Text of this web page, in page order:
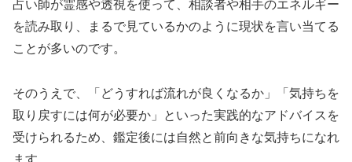
占い師が霊感や透視を使って、相談者や相手のエネルギー
を読み取り、まるで見ているかのように現状を言い当てる
ことが多いのです。
そのうえで、「どうすれば流れが良くなるか」「気持ちを
取り戻すには何が必要か」といった実践的なアドバイスを
受けられるため、鑑定後には自然と前向きな気持ちになれ
ます。